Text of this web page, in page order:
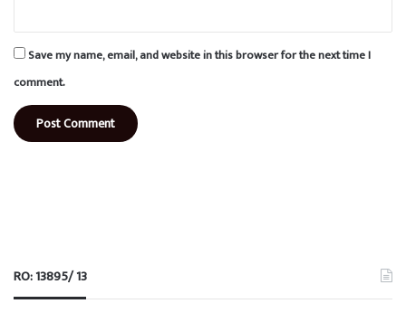
Save my name, email, and website in this browser for the next time I
comment.
RO: 13895/ 13